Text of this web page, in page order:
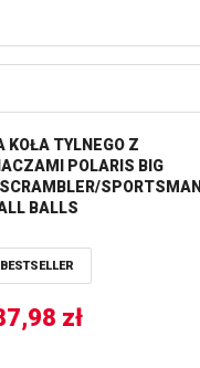
KOŁA TYLNEGO Z
POLARIS BIG
SPORTSMAN
BALLS
BESTSELLER
zł